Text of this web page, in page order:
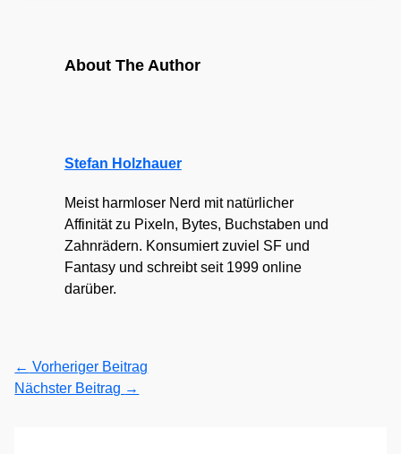
About The Author
Stefan Holzhauer
Meist harmloser Nerd mit natürlicher
Affinität zu Pixeln, Bytes, Buchstaben und
Zahnrädern. Konsumiert zuviel SF und
Fantasy und schreibt seit 1999 online
darüber.
← Vorheriger Beitrag
Nächster Beitrag →